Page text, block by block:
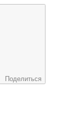
Поделиться